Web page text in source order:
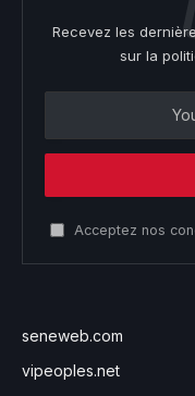
Recevez les
sur la
Acceptez nos
seneweb.com
vipeoples.net